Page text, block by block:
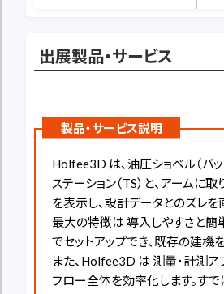
出展製品・サービス
製品・サービス説明
Holfee3D は、油圧ショベル（バ
ステーション（TS）と、アーム
を表示し、設計データとのズレを
最大の特徴は 導入しやすさと簡
でセットアップでき、既存の建機
また、Holfee3D は 測量・計測ア
フロー全体を効率化します。す